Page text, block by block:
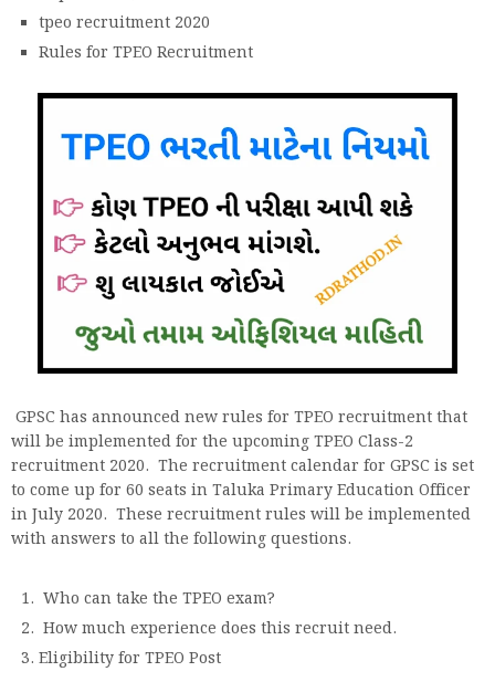
tpeo recruitment 2020
Rules for TPEO Recruitment
GPSC has announced new rules for TPEO recruitment that
will be implemented for the upcoming TPEO Class-2
recruitment 2020. The recruitment calendar for GPSC is set
to come up for 60 seats in Taluka Primary Education Officer
in July 2020. These recruitment rules will be implemented
with answers to all the following questions.
Who can take the TPEO exam?
How much experience does this recruit need.
Eligibility for TPEO Post